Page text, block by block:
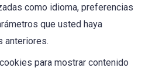
como idioma, preferencias
que usted haya
anteriores.
para mostrar contenido